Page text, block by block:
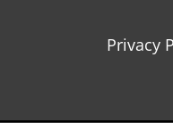
Privacy